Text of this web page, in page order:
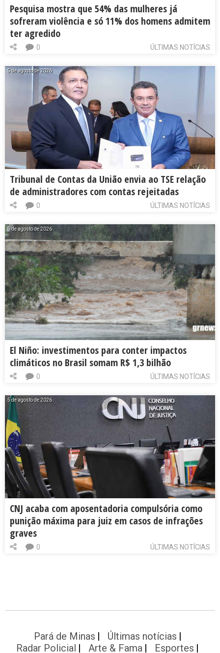
Pesquisa mostra que 54% das mulheres já
sofreram violência e só 11% dos homens admitem
ter agredido
ÚLTIMAS NOTÍCIAS
0
5 de agosto de 2026
Tribunal de Contas da União envia ao TSE relação
de administradores com contas rejeitadas
ÚLTIMAS NOTÍCIAS
0
5 de agosto de 2026
El Niño: investimentos para conter impactos
climáticos no Brasil somam R$ 1,3 bilhão
ÚLTIMAS NOTÍCIAS
0
5 de agosto de 2026
CNJ acaba com aposentadoria compulsória como
punição máxima para juiz em casos de infrações
graves
ÚLTIMAS NOTÍCIAS
0
Pará de Minas
Últimas notícias
Radar Policial
Arte & Fama Esportes